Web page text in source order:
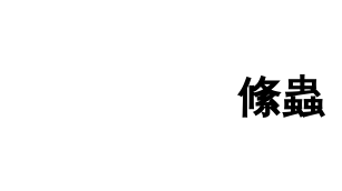
絛蟲